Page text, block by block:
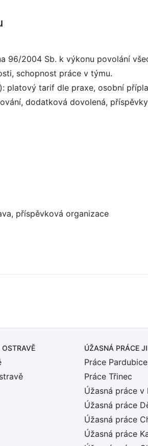
96/2004 Sb. k výkonu povolání
schopnost práce v týmu.
platový tarif dle praxe, osobní
dodatková dovolená,
příspěvková organizace
OSTRAVĚ ÚŽASNÁ PRÁCE
Práce Pardubice
Práce Třinec
Úžasná práce v
Úžasná práce
Úžasná práce
Úžasná práce